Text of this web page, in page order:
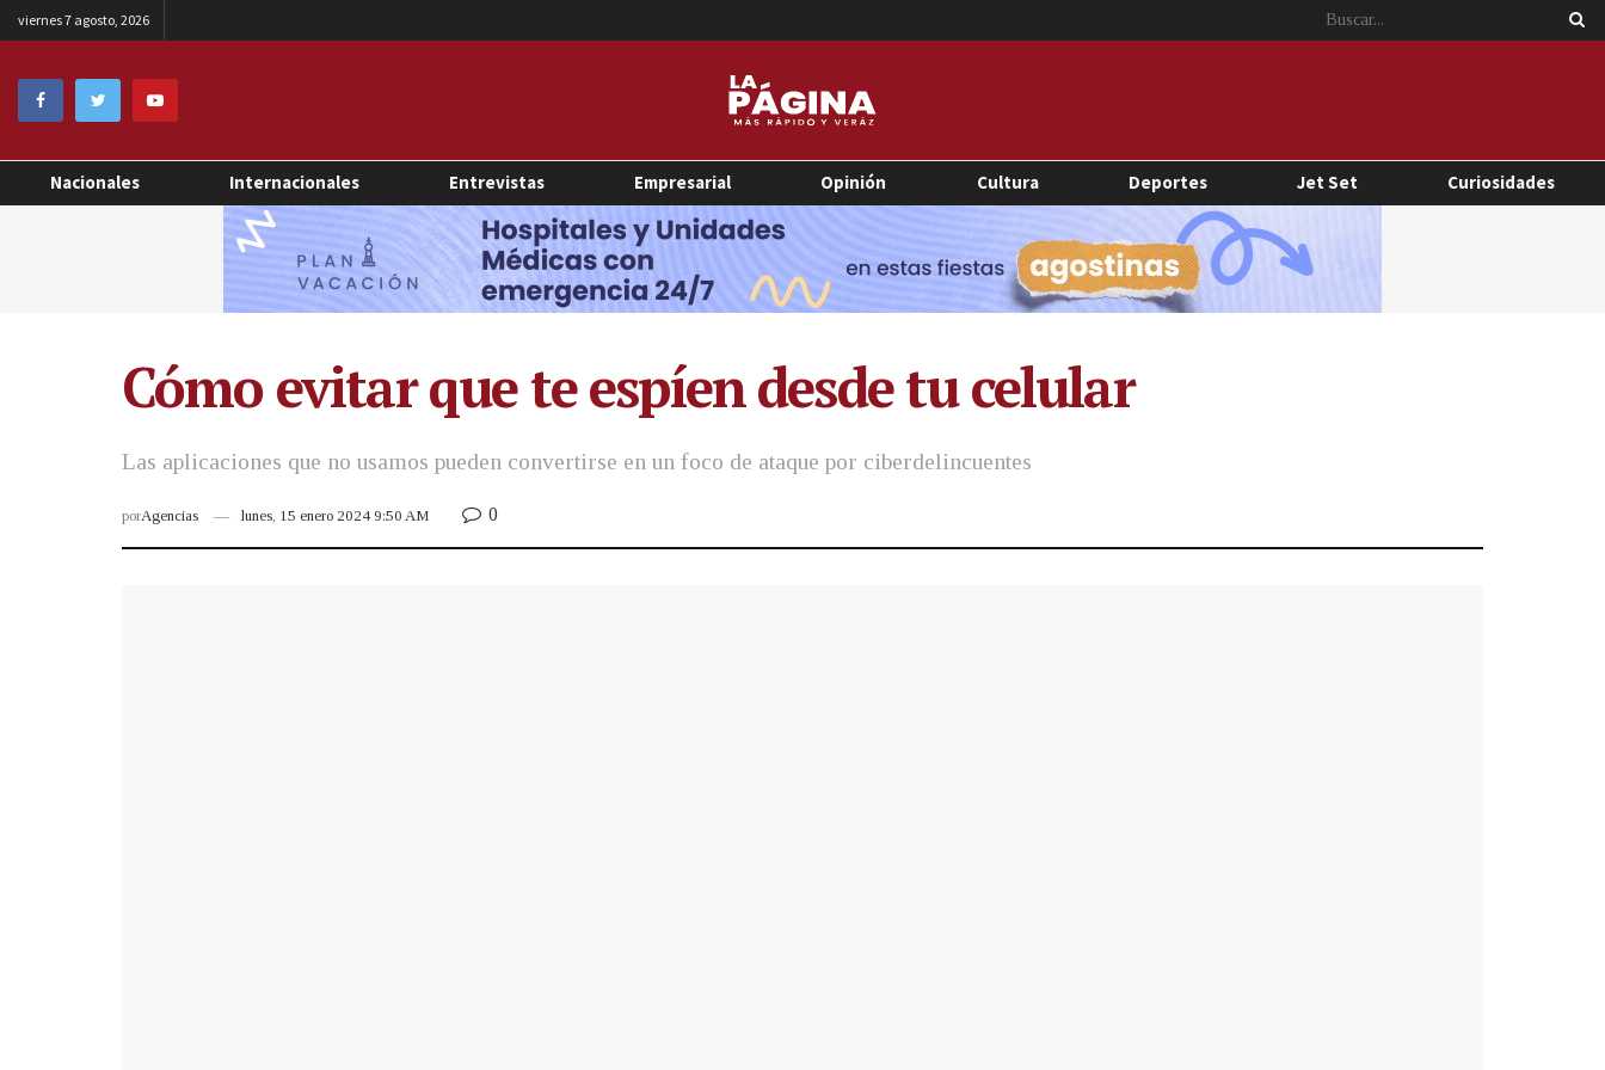
viernes 7 agosto, 2026
Nacionales Internacionales Entrevistas Empresarial Opinión Cultura Deportes Jet Set Curiosidades
Cómo evitar que te espíen desde tu celular
Las aplicaciones que no usamos pueden convertirse en un foco de ataque por ciberdelincuentes
porAgencias lunes, 15 enero 2024 9:50 AM 0